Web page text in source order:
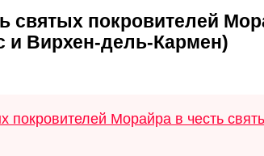
святых покровителей
и Вирхен-дель-Кармен)
покровителей Морайра в честь